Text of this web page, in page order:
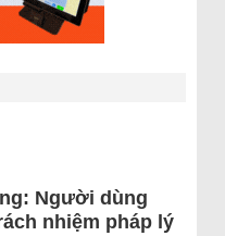
Người dùng
nhiệm pháp lý